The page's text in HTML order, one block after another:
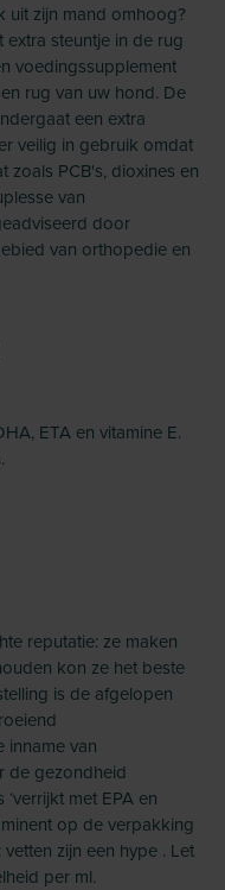
uit zijn mand omhoog?
steuntje in de rug
voedingssupplement
rug van uw hond. De
een extra
veilig in gebruik omdat
zoals PCB's, dioxines en
van
door
van orthopedie en
ETA en vitamine E.
reputatie: ze maken
kon ze het beste
is de afgelopen
inname van
de gezondheid
met EPA en
op de verpakking
zijn een hype . Let
per ml.